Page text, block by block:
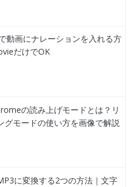
動画にナレーションを入れる方
だけでOK
の読み上げモードとは？リ
グモードの使い方を画像で解説
に変換する2つの方法｜文字